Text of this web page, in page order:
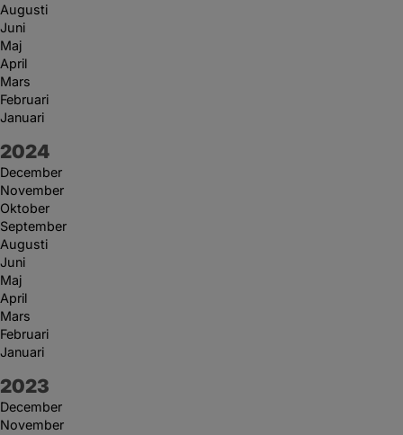
Augusti
Juni
Maj
April
Mars
Februari
Januari
År:
2024
December
November
Oktober
September
Augusti
Juni
Maj
April
Mars
Februari
Januari
År:
2023
December
November